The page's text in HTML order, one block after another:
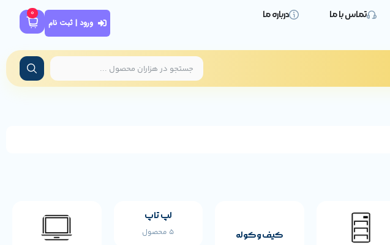
تماس با ما درباره ما
ورود | ثبت نام
0
کیف و کوله
لپ تاپ
5 محصول